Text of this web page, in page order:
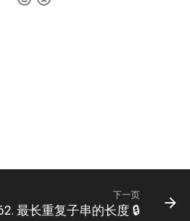
字符
路径
组合
下一页
最长重复子串的长度 🔒